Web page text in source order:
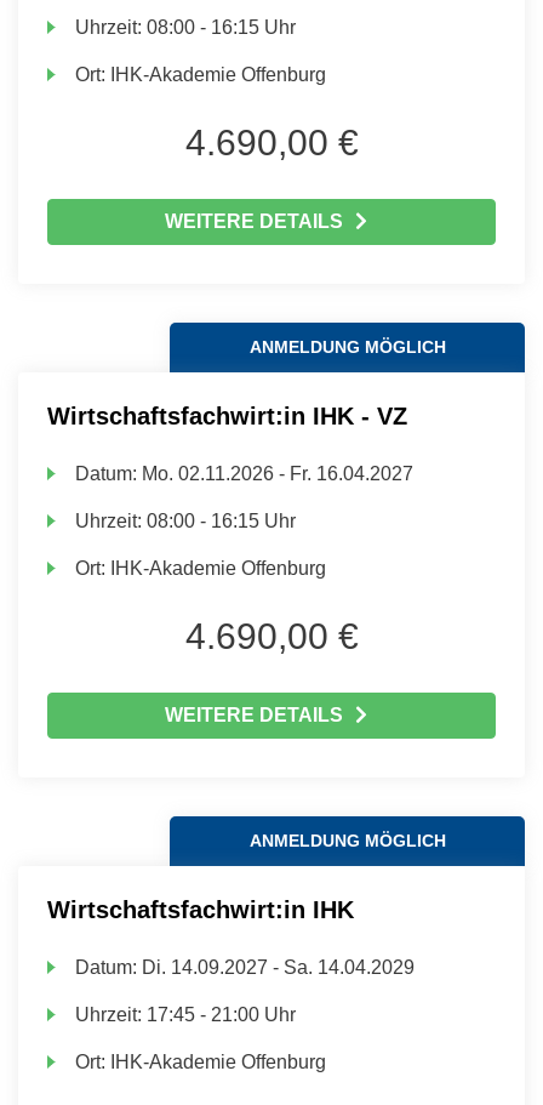
Uhrzeit:08:00 - 16:15 Uhr
Ort: IHK-Akademie Offenburg
4.690,00 €
WEITERE DETAILS
ANMELDUNG MÖGLICH
Wirtschaftsfachwirt:in IHK - VZ
Datum: Mo. 02.11.2026 - Fr. 16.04.2027
Uhrzeit:08:00 - 16:15 Uhr
Ort: IHK-Akademie Offenburg
4.690,00 €
WEITERE DETAILS
ANMELDUNG MÖGLICH
Wirtschaftsfachwirt:in IHK
Datum: Di. 14.09.2027 - Sa. 14.04.2029
Uhrzeit: 17:45 - 21:00 Uhr
Ort: IHK-Akademie Offenburg